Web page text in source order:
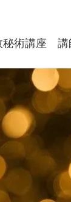
秘術講座 講